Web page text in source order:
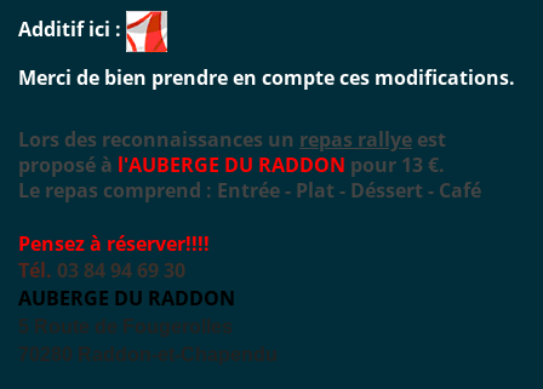
Additif ici :
Merci de bien prendre en compte ces modifications.
Lors des reconnaissances un repas rallye est
proposé à l'AUBERGE DU RADDON pour 13 €.
Le repas comprend : Entrée- Plat- Déssert- Café
Pensez à réserver!!!!
Tél. 03 84 94 69 30
AUBERGE DU RADDON
5 Route de Fougerolles
70280 Raddon-et-Chapendu